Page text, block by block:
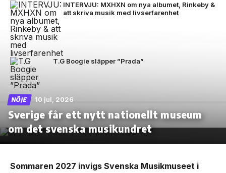
INTERVJU: MXHXN om nya albumet, Rinkeby &
att skriva musik med livserfarenhet
T.G Boogie släpper ”Prada”
NÖJE 10 jul, 2026
Sverige får ett nytt nationellt museum
om det svenska musikundret
Sommaren 2027 invigs Svenska Musikmuseet i